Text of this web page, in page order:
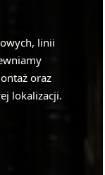
linii
oraz
lokalizacji.